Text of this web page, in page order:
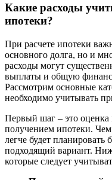
Какие расходы
ипотеки?
При расчете ипотеки
основного долга, но и
расходы могут
выплаты и общую
Рассмотрим основные
необходимо учитывать
Первый шаг – это оценка
получением ипотеки. Чем
легче будет
подходящий вариант.
которые следует